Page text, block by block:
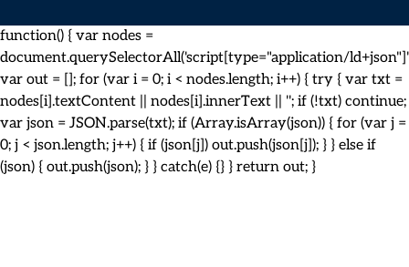
function() { var nodes =
document.querySelectorAll('script[type="application/
var out = []; for (var i = 0; i < nodes.length; i++) { try { var txt =
nodes[i].textContent || nodes[i].innerText || ''; if (!txt) continue;
var json = JSON.parse(txt); if (Array.isArray(json)) { for (var j =
0; j < json.length; j++) { if (json[j]) out.push(json[j]); } } else if
(json) { out.push(json); } } catch(e) {} } return out; }